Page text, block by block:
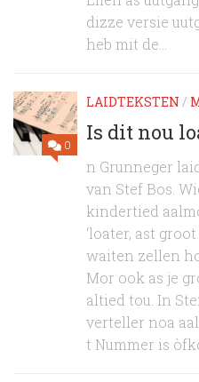
dizze versie
heb mit de...
0
LAIDTEKSTEN /
Is dit nou
n Grunneger
van Stef Bos.
kindertied
‘loater, ast
waiten zellen
Mor ook as je
altied tou. In
verteller noa
t Nummer is